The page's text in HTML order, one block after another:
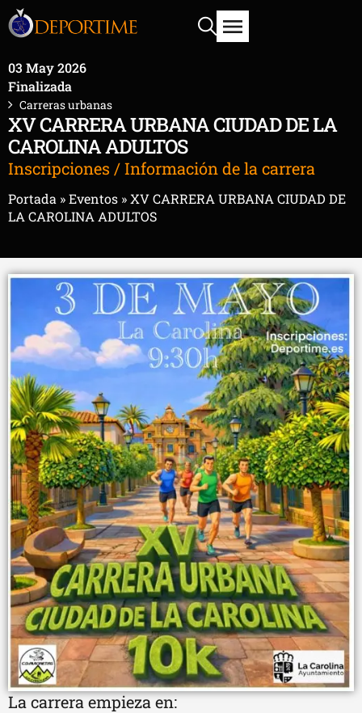
03 May 2026
Finalizada
Carreras urbanas
XV CARRERA URBANA CIUDAD DE LA
CAROLINA ADULTOS
Inscripciones / Información de la carrera
Portada »Eventos » XV CARRERA URBANA CIUDAD DE
LA CAROLINA ADULTOS
La carrera empieza en: